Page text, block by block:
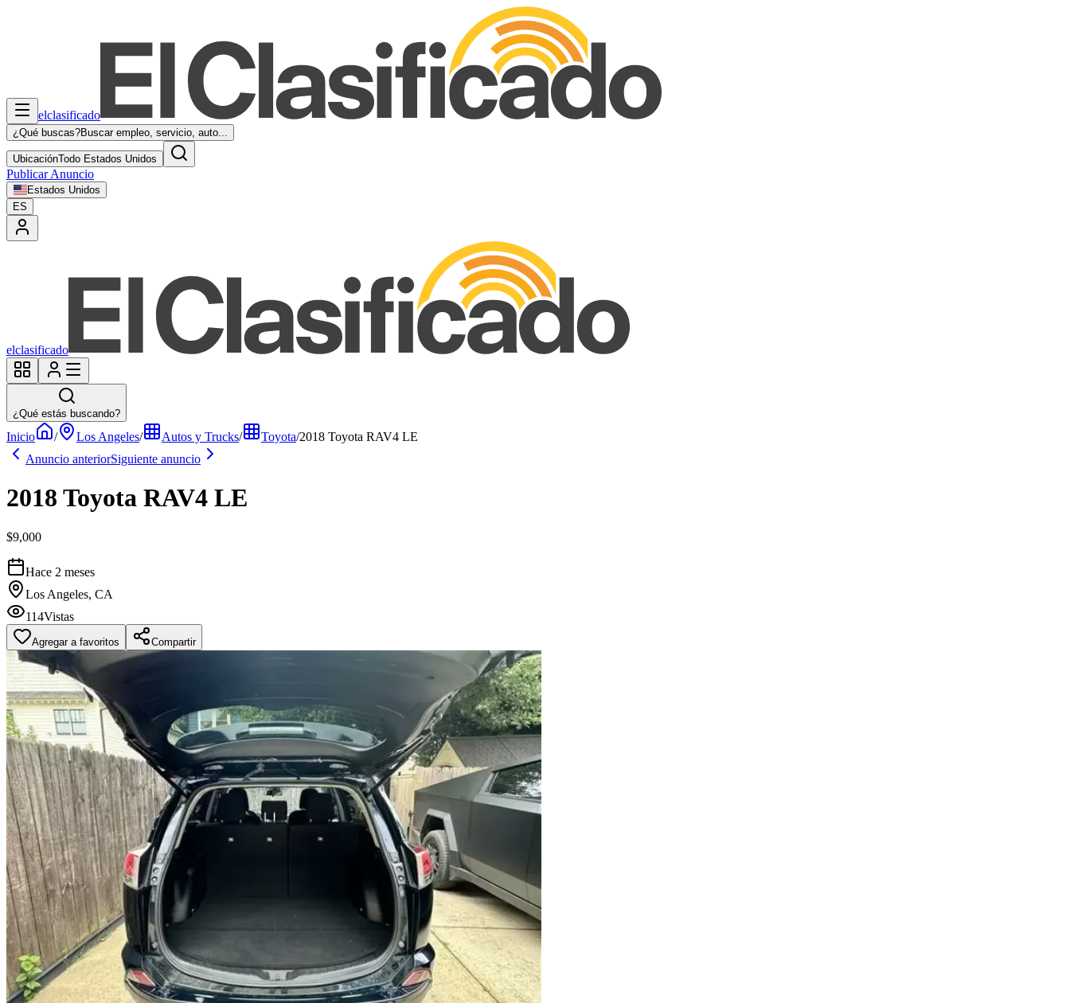
elclasificado
¿Qué buscas?Buscar empleo, servicio, auto...
UbicaciónTodo Estados Unidos
Publicar Anuncio
Estados Unidos
ES
elclasificado
¿Qué estás buscando?
Inicio / Los Angeles/ Autos y Trucks/ Toyota/2018 Toyota RAV4 LE
Anuncio anteriorSiguiente anuncio
2018 Toyota RAV4 LE
$9,000
Hace 2 meses
Los Angeles, CA
114Vistas
Agregar a favoritos Compartir